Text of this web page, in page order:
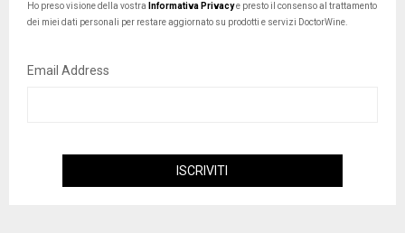
Ho preso visione della vostra Informativa Privacye presto il consenso al trattamento
dei miei dati personali per restare aggiornato su prodotti e servizi DoctorWine.
Email Address